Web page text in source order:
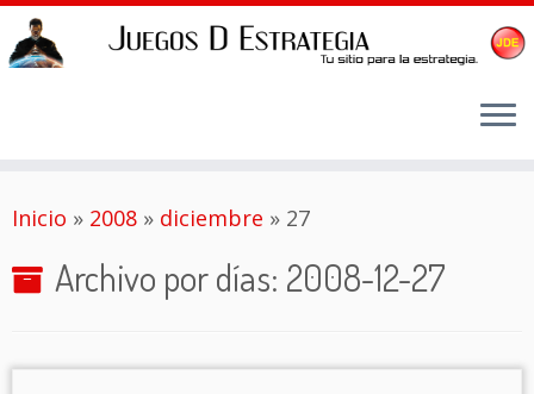
alInicio » 2008 » diciembre » 27
Archivo por días: 2008-12-27